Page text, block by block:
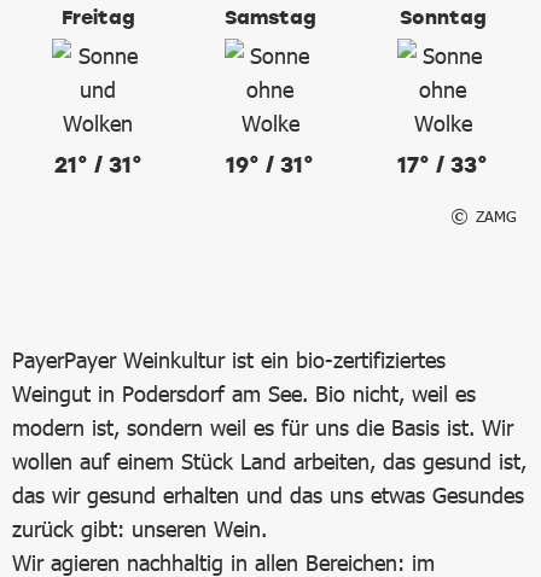
Freitag
21° / 31°
Samstag
19° / 31°
Sonntag
17° / 33°
ZAMG
PayerPayer Weinkultur ist ein bio-zertifiziertes
Weingut in Podersdorf am See. Bio nicht, weil es
modern ist, sondern weil es für uns die Basis ist. Wir
wollen auf einem Stück Land arbeiten, das gesund ist,
das wir gesund erhalten und das uns etwas Gesundes
zurück gibt: unseren Wein.
Wir agieren nachhaltig in allen Bereichen: im